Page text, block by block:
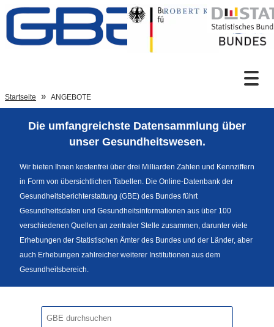
Zum Inhalt
Sprachumschaltung
Fußzeile
Startseite ANGEBOTE
Die umfangreichste Datensammlung über
unser Gesundheitswesen.
Wir bieten Ihnen kostenfrei über drei Milliarden Zahlen und Kennziffern
in Form von übersichtlichen Tabellen. Die Online-Datenbank der
Gesundheitsberichterstattung (GBE) des Bundes führt
Gesundheitsdaten und Gesundheitsinformationen aus über 100
verschiedenen Quellen an zentraler Stelle zusammen, darunter viele
Erhebungen der Statistischen Ämter des Bundes und der Länder, aber
auch Erhebungen zahlreicher weiterer Institutionen aus dem
Gesundheitsbereich.